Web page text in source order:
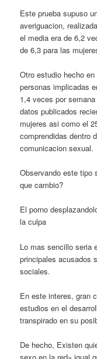
Este prueba supuso
averiguacion,
el media era de 6,2
de 6,3 para las
Otro estudio hecho
personas implicadas
1,4 veces por
datos publicados
mujeres asi­ como el
comprendidas dentro
comunicacion sexual.
Observando este tipo
que cambio?
El porno
la culpa
Lo mas sencillo seri­a
principales acusados
sociales.
En este interes, gran
estudios en el
transpirado en su
De hecho, Existen